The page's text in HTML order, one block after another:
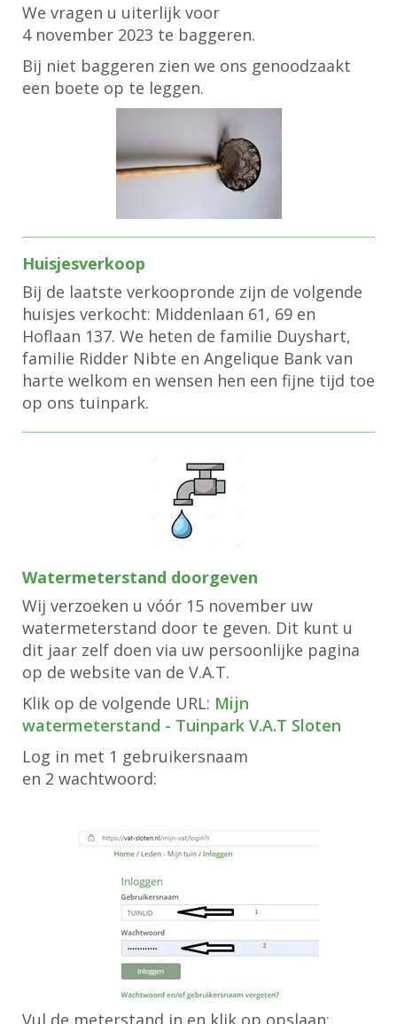
We vragen u uiterlijk voor
4 november 2023 te baggeren.
Bij niet baggeren zien we ons genoodzaakt
een boete op te leggen.
Huisjesverkoop
Bij de laatste verkoopronde zijn de volgende
huisjes verkocht: Middenlaan 61, 69 en
Hoflaan 137. We heten de familie Duyshart,
familie Ridder Nibte en Angelique Bank van
harte welkom en wensen hen een fijne tijd toe
op ons tuinpark.
Watermeterstand doorgeven
Wij verzoeken u vóór 15 november uw
watermeterstand door te geven. Dit kunt u
dit jaar zelf doen via uw persoonlijke pagina
op de website van de V.A.T.
Klik op de volgende URL: Mijn
watermeterstand - Tuinpark V.A.T Sloten
Log in met 1 gebruikersnaam
en 2 wachtwoord:
Vul de meterstand in en klik op opslaan: